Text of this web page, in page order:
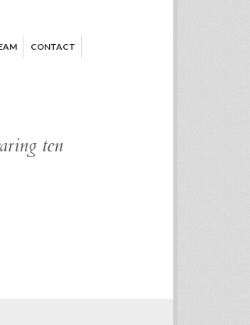
CONTACT
ten